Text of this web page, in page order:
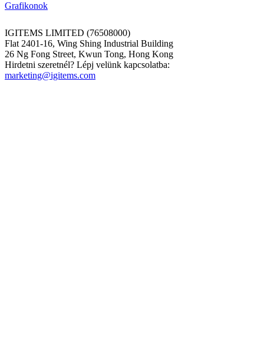
Grafikonok
IGITEMS LIMITED (76508000)
Flat 2401-16, Wing Shing Industrial Building
26 Ng Fong Street, Kwun Tong, Hong Kong
Hirdetni szeretnél? Lépj velünk kapcsolatba:
marketing@igitems.com